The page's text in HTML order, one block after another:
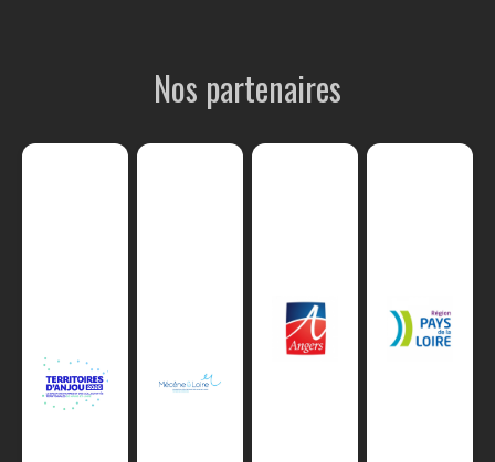
Nos partenaires